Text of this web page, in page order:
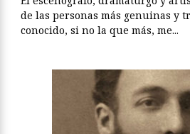
de las personas más genuinas y
conocido, si no la que más, me...